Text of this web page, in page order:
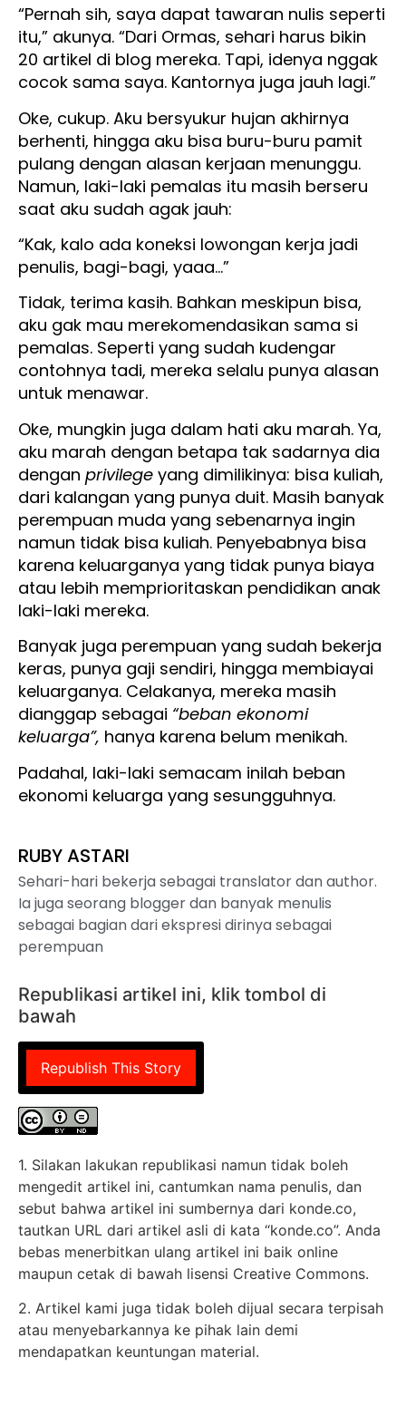
“Pernah sih, saya dapat tawaran nulis seperti
itu,” akunya. “Dari Ormas, sehari harus bikin
20 artikel di blog mereka. Tapi, idenya nggak
cocok sama saya. Kantornya juga jauh lagi.”
Oke, cukup. Aku bersyukur hujan akhirnya
berhenti, hingga aku bisa buru-buru pamit
pulang dengan alasan kerjaan menunggu.
Namun, laki-laki pemalas itu masih berseru
saat aku sudah agak jauh:
“Kak, kalo ada koneksi lowongan kerja jadi
penulis, bagi-bagi, yaaa…”
Tidak, terima kasih. Bahkan meskipun bisa,
aku gak mau merekomendasikan sama si
pemalas. Seperti yang sudah kudengar
contohnya tadi, mereka selalu punya alasan
untuk menawar.
Oke, mungkin juga dalam hati aku marah. Ya,
aku marah dengan betapa tak sadarnya dia
dengan privilege yang dimilikinya: bisa kuliah,
dari kalangan yang punya duit. Masih banyak
perempuan muda yang sebenarnya ingin
namun tidak bisa kuliah. Penyebabnya bisa
karena keluarganya yang tidak punya biaya
atau lebih memprioritaskan pendidikan anak
laki-laki mereka.
Banyak juga perempuan yang sudah bekerja
keras, punya gaji sendiri, hingga membiayai
keluarganya. Celakanya, mereka masih
dianggap sebagai “beban ekonomi
keluarga”, hanya karena belum menikah.
Padahal, laki-laki semacam inilah beban
ekonomi keluarga yang sesungguhnya.
RUBY ASTARI
Sehari-hari bekerja sebagai translator dan author.
Ia juga seorang blogger dan banyak menulis
sebagai bagian dari ekspresi dirinya sebagai
perempuan
Republikasi artikel ini, klik tombol di
bawah
Republish This Story
1. Silakan lakukan republikasi namun tidak boleh
mengedit artikel ini, cantumkan nama penulis, dan
sebut bahwa artikel ini sumbernya dari konde.co,
tautkan URL dari artikel asli di kata “konde.co”. Anda
bebas menerbitkan ulang artikel ini baik online
maupun cetak di bawah lisensi Creative Commons.
2. Artikel kami juga tidak boleh dijual secara terpisah
atau menyebarkannya ke pihak lain demi
mendapatkan keuntungan material.